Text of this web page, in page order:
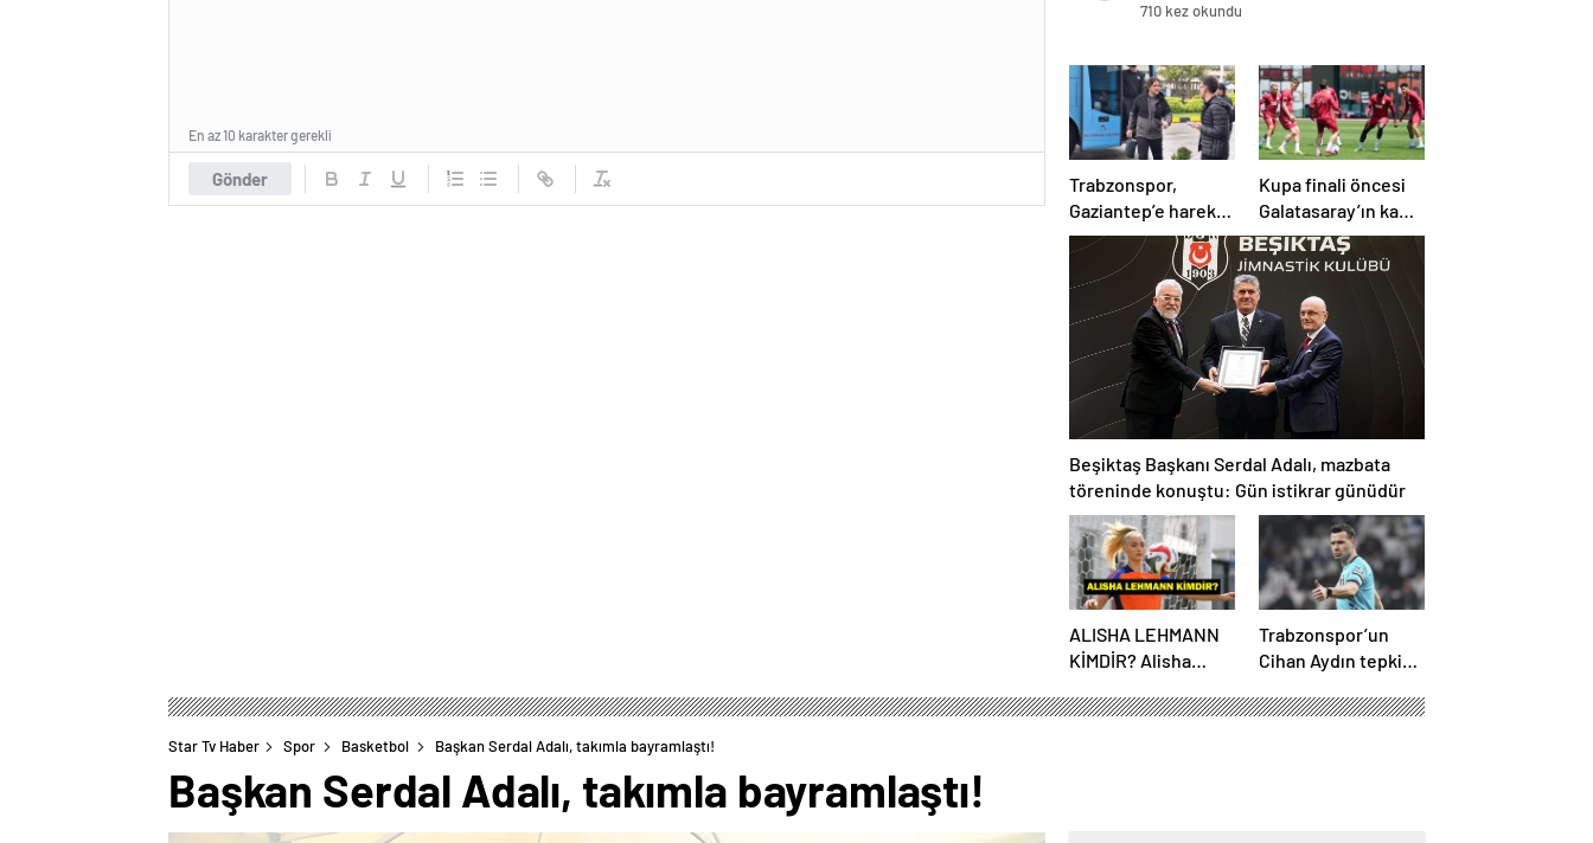
Gönder
En az 10 karakter gerekli
710 kez okundu
Trabzonspor,
Gaziantep’e hareket
etti! Kamp kadrosu
açıklandı…
Kupa finali öncesi
Galatasaray’ın kamp
kadrosu belli oldu!
Beşiktaş Başkanı Serdal Adalı, mazbata
töreninde konuştu: Gün istikrar günüdür
ALISHA LEHMANN
KİMDİR? Alisha
Kaç Yaşında, Hangi
Trabzonspor’un
Cihan Aydın tepkisi
Yöneticilerden
Star Tv Haber Spor Basketbol Başkan Serdal Adalı, takımla bayramlaştı!
Başkan Serdal Adalı, takımla bayramlaştı!